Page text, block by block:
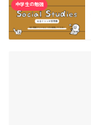
中学生の勉強